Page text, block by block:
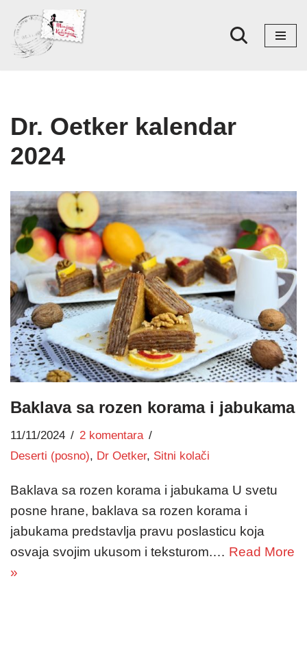
Skoči
na
Dr. Oetker kalendar
2024
Baklava sa rozen korama i jabukama
11/11/2024
2 komentara
Deserti (posno), Dr Oetker, Sitni kolači
Baklava sa rozen korama i jabukama U svetu
posne hrane, baklava sa rozen korama i
jabukama predstavlja pravu poslasticu koja
osvaja svojim ukusom i teksturom.… Read More
»